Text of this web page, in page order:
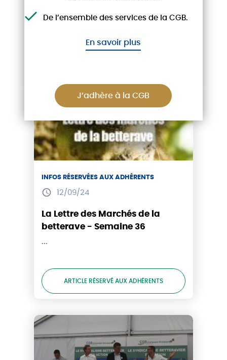
De l’ensemble des services de la CGB.
En savoir plus
J’adhère à la CGB
Document téléchargeable
AUTRES ACTUALITÉS
ADHÉRENTS
INFOS RÉSERVÉES AUX ADHÉRENTS
12/09/24
La Lettre des Marchés de la
betterave - Semaine 36
...
ARTICLE RÉSERVÉ AUX ADHÉRENTS